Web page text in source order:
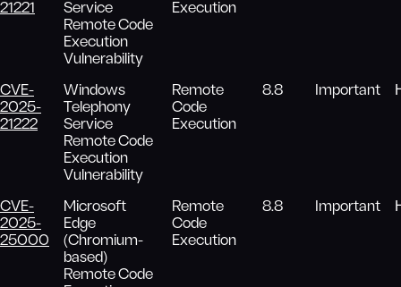
21221
Service
Remote Code
Execution
Vulnerability
Execution
CVE-
2025-
21222
Windows
Telephony
Service
Remote Code
Execution
Vulnerability
Remote
Code
Execution
8.8 Important
CVE-
2025-
25000
Microsoft
Edge
(Chromium-
based)
Remote Code
Remote
Code
Execution
8.8 Important